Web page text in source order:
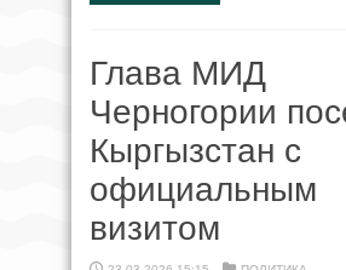
Глава МИД
Черногории
Кыргызстан с
официальным
визитом